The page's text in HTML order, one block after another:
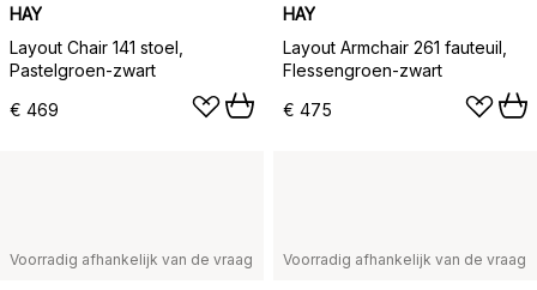
HAY
Layout Chair 141 stoel,
Pastelgroen-zwart
€ 469
HAY
Layout Armchair 261 fauteuil,
Flessengroen-zwart
€ 475
Voorradig afhankelijk van de vraag Voorradig afhankelijk van de vraag